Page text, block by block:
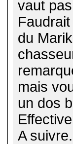
vaut
du
mais
un dos
A